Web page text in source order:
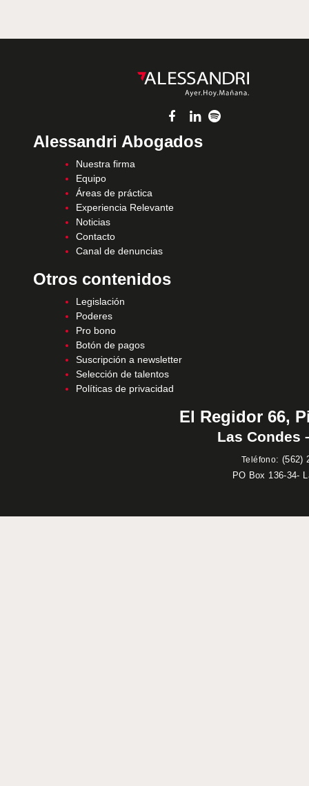
Alessandri Abogados
Nuestra firma
Equipo
Áreas de práctica
Experiencia Relevante
Noticias
Contacto
Canal de denuncias
Otros contenidos
Legislación
Poderes
Pro bono
Botón de pagos
Suscripción a newsletter
Selección de talentos
Políticas de privacidad
El Regidor 66,
Las Condes
Teléfono: (562)
PO Box 136-34-